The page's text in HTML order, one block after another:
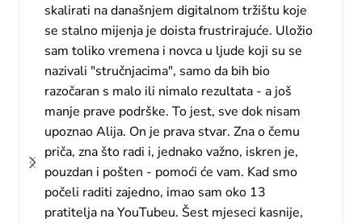
skalirati na današnjem digitalnom tržištu koje
se stalno mijenja je doista frustrirajuće. Uložio
sam toliko vremena i novca u ljude koji su se
nazivali "stručnjacima", samo da bih bio
razočaran s malo ili nimalo rezultata - a još
manje prave podrške. To jest, sve dok nisam
upoznao Alija. On je prava stvar. Zna o čemu
priča, zna što radi i, jednako važno, iskren je,
pouzdan i pošten - pomoći će vam. Kad smo
počeli raditi zajedno, imao sam oko 13
pratitelja na YouTubeu. Šest mjeseci kasnije,